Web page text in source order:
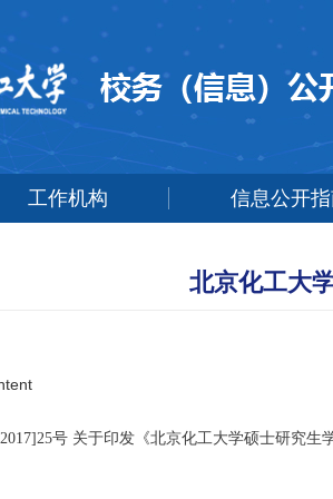
工作机构 信息公开
北京化工大
号 关于印发《北京化工大学硕士研究